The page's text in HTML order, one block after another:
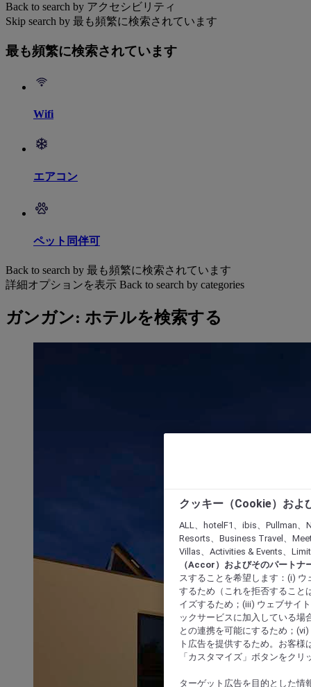
Back to search by アクセシビリティ
Skip search by 最も頻繁に検索されています
最も頻繁に検索されています
Wifi
エアコン
ペット同伴可
Back to search by 最も頻繁に検索されています
詳細オプションを表示 Back to search by categories
ガンガン: ホテルを検索する
クッキー（Cookie）およ
ALL、hotelF1、ibis、Pullman
Resorts、Business Travel、
Villas、Activities & Events、
（Accor）およびそのパートナ
スすることを希望します：(i)
するため（これを拒否すること
イズするため；(iii) ウェブサイ
ックサービスに加入している場
との連携を可能にするため；
ト広告を提供するため。お客
「カスタマイズ」ボタンをク
ターゲット広告を目的とした情